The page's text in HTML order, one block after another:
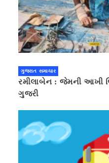
ગુજરાત સમાચાર
રમીલાબેન : જેમની આખી
ગુજરી